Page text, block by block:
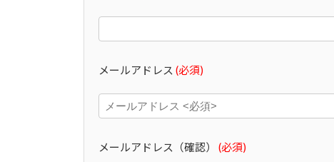
メールアドレス (必須)
メールアドレス（確認） (必須)